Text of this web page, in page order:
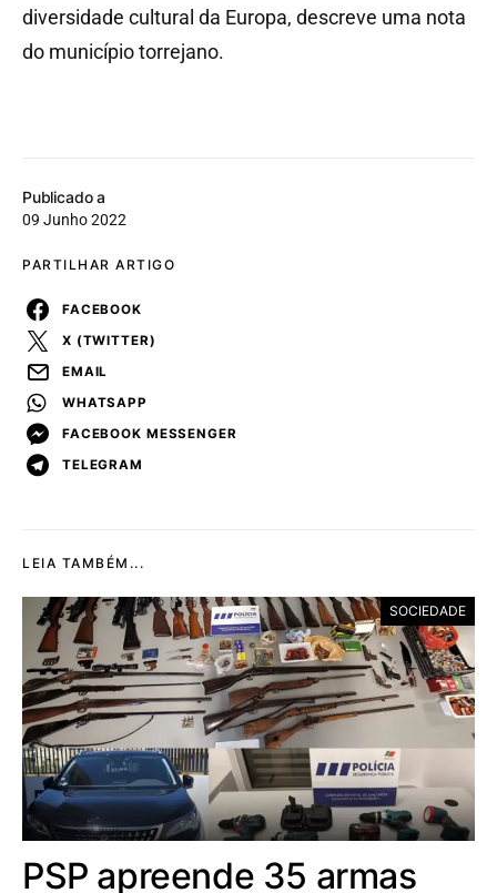
Publicado a
09 Junho 2022
PARTILHAR ARTIGO
FACEBOOK
X (TWITTER)
EMAIL
WHATSAPP
FACEBOOK MESSENGER
TELEGRAM
diversidade cultural da Europa, descreve uma nota
do município torrejano.
LEIA TAMBÉM...
SOCIEDADE
PSP apreende 35 armas